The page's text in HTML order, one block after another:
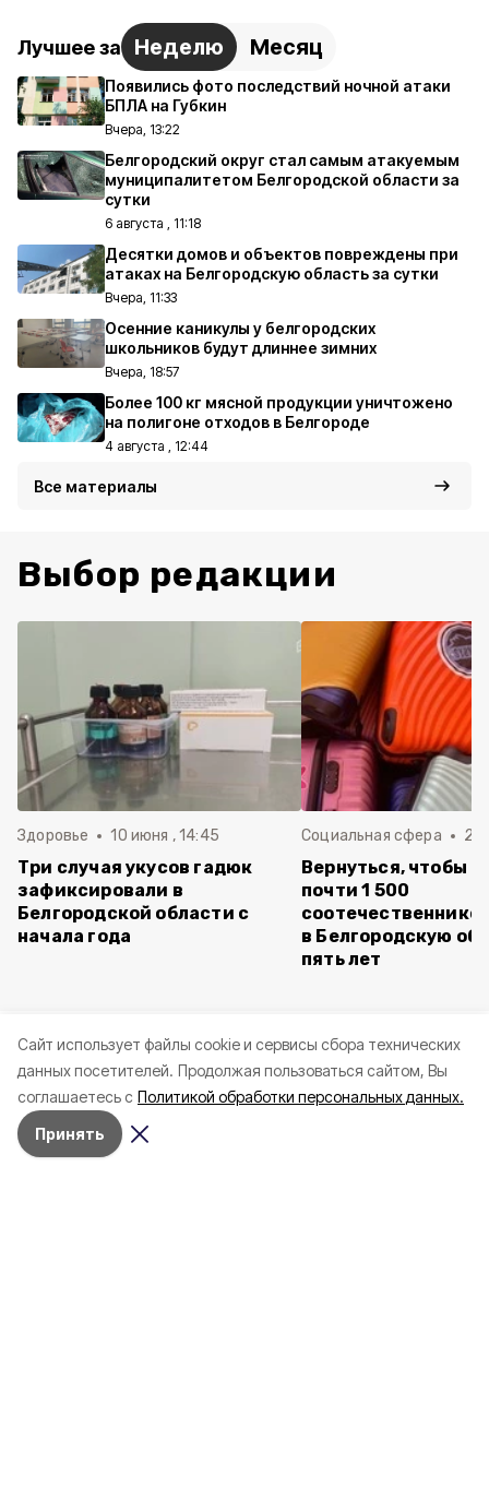
Cайт использует файлы cookie и сервисы сбора технических
данных посетителей. Продолжая пользоваться сайтом, Вы
соглашаетесь с Политикой обработки персональных данных.
Принять
Лучшее за Неделю Месяц
Появились фото последствий ночной атаки
БПЛА на Губкин
Вчера, 13:22
Белгородский округ стал самым атакуемым
муниципалитетом Белгородской области за
сутки
6 августа , 11:18
Десятки домов и объектов повреждены при
атаках на Белгородскую область за сутки
Вчера, 11:33
Осенние каникулы у белгородских
школьников будут длиннее зимних
Вчера, 18:57
Более 100 кг мясной продукции уничтожено
на полигоне отходов в Белгороде
4 августа , 12:44
Все материалы
Выбор редакции
Здоровье 10 июня , 14:45
Три случая укусов гадюк
зафиксировали в
Белгородской области с
начала года
Социальная сфера 20
Вернуться, чтобы
почти 1 500
в Белгородскую
пять лет